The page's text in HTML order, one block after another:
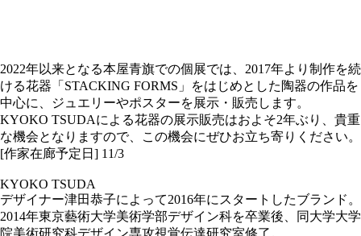
2022年以来となる本屋青旗での個展では、2017年より制作を続
ける花器「STACKING FORMS」をはじめとした陶器の作品を
中心に、ジュエリーやポスターを展示・販売します。
KYOKO TSUDAによる花器の展示販売はおよそ2年ぶり、貴重
な機会となりますので、この機会にぜひお立ち寄りください。
[作家在廊予定日] 11/3
KYOKO TSUDA
デザイナー津田恭子によって2016年にスタートしたブランド。
2014年東京藝術大学美術学部デザイン科を卒業後、同大学大学
院美術研究科デザイン専攻視覚伝達研究室修了。